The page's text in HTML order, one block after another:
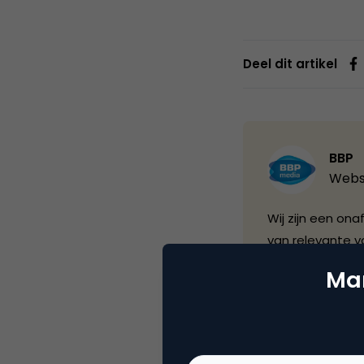
Deel dit artikel
BBP
Wij zijn een
van relevante
contact
een drietalige